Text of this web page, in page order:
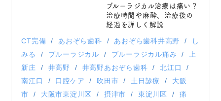
ブルーラジカル治療は痛い？
治療時間や麻酔、治療後の
経過を詳しく解説
CT完備 あおぞら歯科 あおぞら歯科井高野
し
みる
ブルーラジカル ブルーラジカル痛み
上
新庄
井高野 井高野あおぞら歯科
北江口
南江口
口腔ケア 吹田市 土日診療
大阪
市
大阪市東淀川区 摂津市 東淀川区
痛